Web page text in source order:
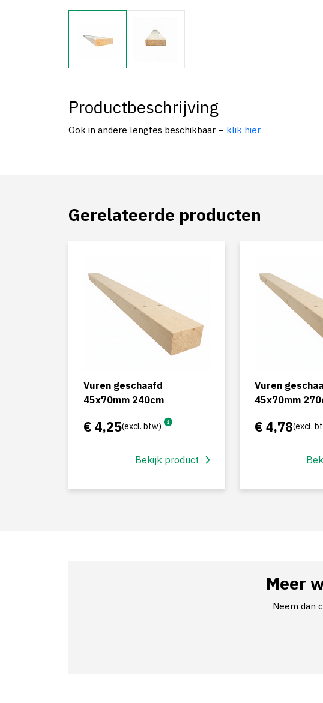
Productbeschrijving
Ook in andere lengtes beschikbaar – klik hier
Gerelateerde producten
Vuren geschaafd
45x70mm 240cm
€ 4,25(excl. btw)
Bekijk product
Vuren
45x70mm
€ 4,78(excl.
Meer
Neem dan